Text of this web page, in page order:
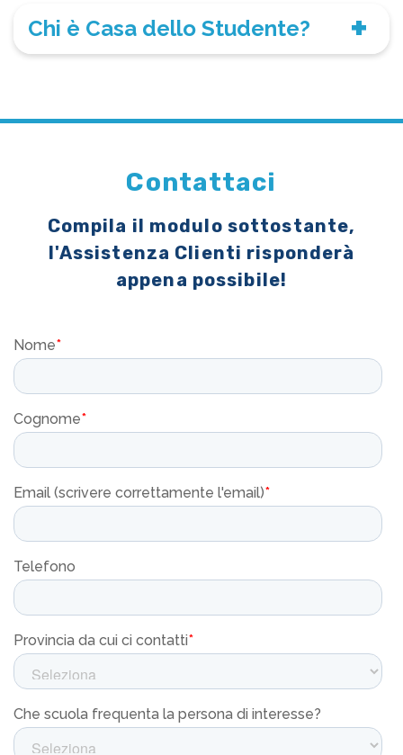
Chi è Casa dello Studente?
Contattaci
Compila il modulo sottostante,
l'Assistenza Clienti risponderà
appena possibile!